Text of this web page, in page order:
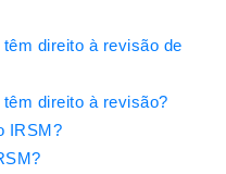
direito à revisão de
direito à revisão?
IRSM?